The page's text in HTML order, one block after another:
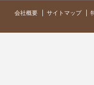
会社概要 サイトマップ